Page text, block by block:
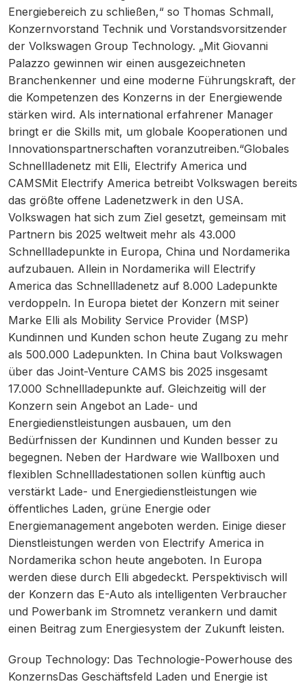
Energiebereich zu schließen,“ so Thomas Schmall,
Konzernvorstand Technik und Vorstandsvorsitzender
der Volkswagen Group Technology. „Mit Giovanni
Palazzo gewinnen wir einen ausgezeichneten
Branchenkenner und eine moderne Führungskraft, der
die Kompetenzen des Konzerns in der Energiewende
stärken wird. Als international erfahrener Manager
bringt er die Skills mit, um globale Kooperationen und
Innovationspartnerschaften voranzutreiben.“Globales
Schnellladenetz mit Elli, Electrify America und
CAMSMit Electrify America betreibt Volkswagen bereits
das größte offene Ladenetzwerk in den USA.
Volkswagen hat sich zum Ziel gesetzt, gemeinsam mit
Partnern bis 2025 weltweit mehr als 43.000
Schnellladepunkte in Europa, China und Nordamerika
aufzubauen. Allein in Nordamerika will Electrify
America das Schnellladenetz auf 8.000 Ladepunkte
verdoppeln. In Europa bietet der Konzern mit seiner
Marke Elli als Mobility Service Provider (MSP)
Kundinnen und Kunden schon heute Zugang zu mehr
als 500.000 Ladepunkten. In China baut Volkswagen
über das Joint-Venture CAMS bis 2025 insgesamt
17.000 Schnellladepunkte auf. Gleichzeitig will der
Konzern sein Angebot an Lade- und
Energiedienstleistungen ausbauen, um den
Bedürfnissen der Kundinnen und Kunden besser zu
begegnen. Neben der Hardware wie Wallboxen und
flexiblen Schnellladestationen sollen künftig auch
verstärkt Lade- und Energiedienstleistungen wie
öffentliches Laden, grüne Energie oder
Energiemanagement angeboten werden. Einige dieser
Dienstleistungen werden von Electrify America in
Nordamerika schon heute angeboten. In Europa
werden diese durch Elli abgedeckt. Perspektivisch will
der Konzern das E-Auto als intelligenten Verbraucher
und Powerbank im Stromnetz verankern und damit
einen Beitrag zum Energiesystem der Zukunft leisten.
Group Technology: Das Technologie-Powerhouse des
KonzernsDas Geschäftsfeld Laden und Energie ist